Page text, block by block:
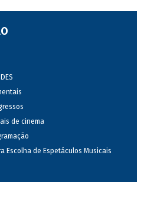
de cinema
Escolha de Espetáculos Musicais